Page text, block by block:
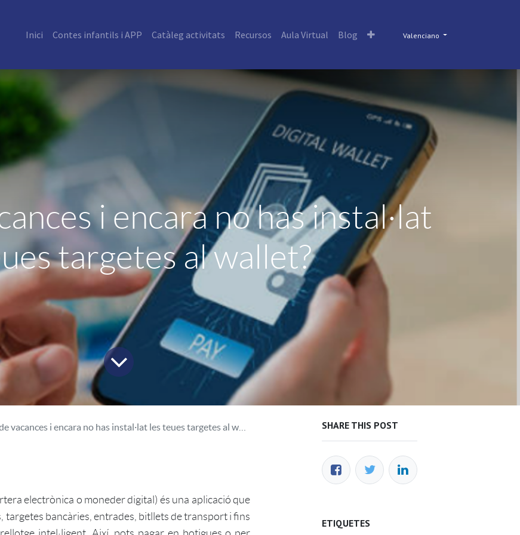
Inici Contes infantils i APP Catàleg activitats Recursos Aula Virtual Blog Valenciano
i encara no has instal·lat
targetes al wallet?
vacances i encara no has instal·lat les teues targetes al wallet?
electrònica o moneder digital) és una aplicació que
targetes bancàries, entrades, bitllets de transport i fins
SHARE THIS POST
ETIQUETES